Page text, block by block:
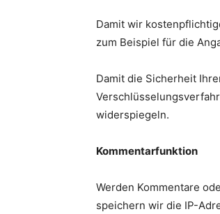
Damit wir
zum Beispiel für die
Damit die Sicherheit
widerspiegeln.
Kommentarfunktion
Werden Kommentare
speichern wir die IP-